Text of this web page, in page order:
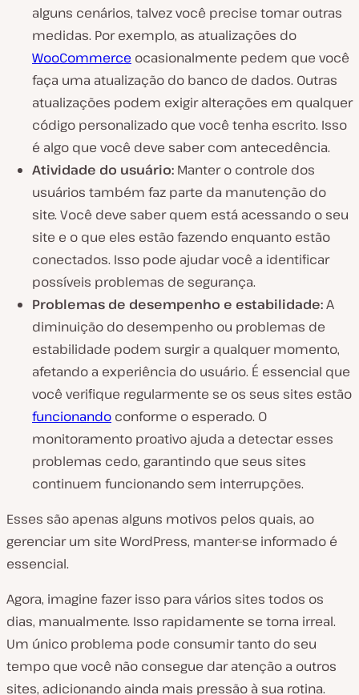
alguns cenários, talvez você precise tomar outras
medidas. Por exemplo, as atualizações do
WooCommerce ocasionalmente pedem que você
faça uma atualização do banco de dados. Outras
atualizações podem exigir alterações em qualquer
código personalizado que você tenha escrito. Isso
é algo que você deve saber com antecedência.
Atividade do usuário: Manter o controle dos
usuários também faz parte da manutenção do
site. Você deve saber quem está acessando o seu
site e o que eles estão fazendo enquanto estão
conectados. Isso pode ajudar você a identificar
possíveis problemas de segurança.
Problemas de desempenho e estabilidade:A
diminuição do desempenho ou problemas de
estabilidade podem surgir a qualquer momento,
afetando a experiência do usuário. É essencial que
você verifique regularmente se os seus sites estão
funcionando conforme o esperado. O
monitoramento proativo ajuda a detectar esses
problemas cedo, garantindo que seus sites
continuem funcionando sem interrupções.
Esses são apenas alguns motivos pelos quais, ao
gerenciar um site WordPress, manter-se informado é
essencial.
Agora, imagine fazer isso para vários sites todos os
dias, manualmente. Isso rapidamente se torna irreal.
Um único problema pode consumir tanto do seu
tempo que você não consegue dar atenção a outros
sites, adicionando ainda mais pressão à sua rotina.